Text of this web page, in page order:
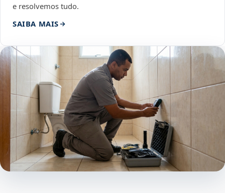
e resolvemos tudo.
SAIBA MAIS